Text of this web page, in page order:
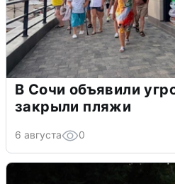
В Сочи объявили
закрыли пляжи
6 августа 0